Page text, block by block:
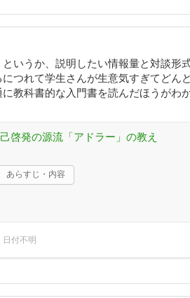
いうか、説明したい情報量と対談形
つれて学生さんが生意気すぎてどん
教科書的な入門書を読んだほうがわ
啓発の源流「アドラー」の教え
あらすじ・内容
日付不明